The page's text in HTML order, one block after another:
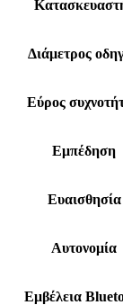
Διάμετρος
Εύρος
Εμπέδηση
Ευαισθησία
Αυτονομία
Εμβέλεια